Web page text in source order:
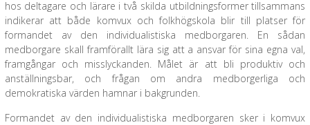
hos deltagare och lärare i två skilda utbildningsformer tillsammans
indikerar att både komvux och folkhögskola blir till platser för
formandet av den individualistiska medborgaren. En sådan
medborgare skall framförallt lära sig att a ansvar för sina egna val,
framgångar och misslyckanden. Målet är att bli produktiv och
anställningsbar, och frågan om andra medborgerliga och
demokratiska värden hamnar i bakgrunden.
Formandet av den individualistiska medborgaren sker i komvux